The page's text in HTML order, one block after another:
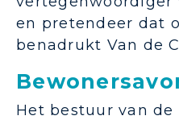
en pretendeer dat
benadrukt Van de
Het bestuur van de